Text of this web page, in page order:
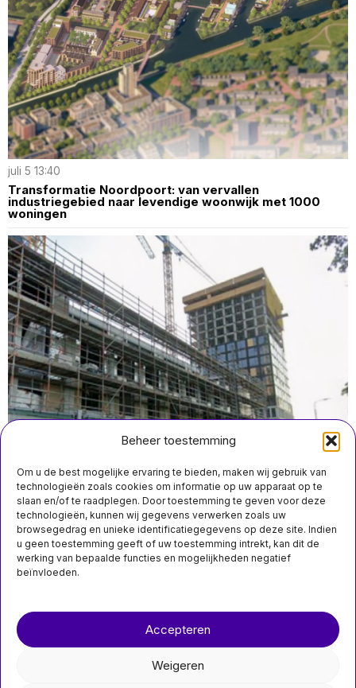
Beheer toestemming
Om u de best mogelijke ervaring te bieden, maken wij gebruik van
technologieën zoals cookies om informatie op uw apparaat op te
slaan en/of te raadplegen. Door toestemming te geven voor deze
technologieën, kunnen wij gegevens verwerken zoals uw
browsegedrag en unieke identificatiegegevens op deze site. Indien
u geen toestemming geeft of uw toestemming intrekt, kan dit de
werking van bepaalde functies en mogelijkheden negatief
beïnvloeden.
Accepteren
Weigeren
juli 5 13:40
Transformatie Noordpoort: van vervallen
industriegebied naar levendige woonwijk met 1000
woningen
juni 29 14:30
Zestig woningen in transformatieproject
Campinakantoor Eindhoven gepland voor 2028
nieuwsimpuls.online
MIS HET NIET
Bewoners hoorden
ruzie voor explosie in
Amsterdam die
zeven gewonden